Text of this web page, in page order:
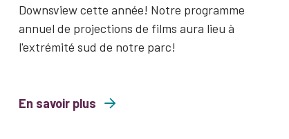
Downsview cette année! Notre programme
annuel de projections de films aura lieu à
l'extrémité sud de notre parc!
En savoir plus
about Ciné sous les étoiles 2026